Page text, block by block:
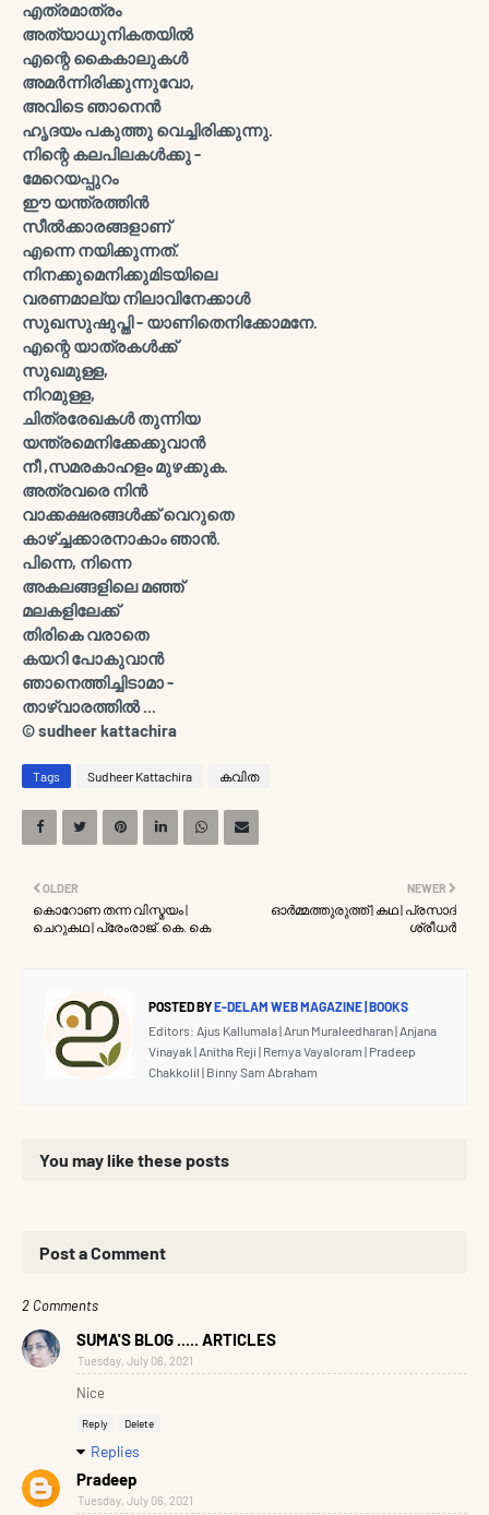
എത്രമാത്രം
അത്യാധുനികതയില്‍
എന്റെ കൈകാലുകള്‍
അമര്‍ന്നിരിക്കുന്നുവോ,
അവിടെ ഞാനെന്‍
ഹൃദയം പകുത്തു വെച്ചിരിക്കുന്നു.
നിന്റെ കലപിലകള്‍ക്കു -
മേറെയപ്പുറം
ഈ യന്ത്രത്തിന്‍
സീല്‍ക്കാരങ്ങളാണ്
എന്നെ നയിക്കുന്നത്.
നിനക്കുമെനിക്കുമിടയിലെ
വരണമാല്യ നിലാവിനേക്കാള്‍
സുഖസുഷുപ്തി - യാണിതെനിക്കോമനേ.
എന്റെ യാത്രകള്‍ക്ക്
സുഖമുള്ള,
നിറമുള്ള,
ചിത്രരേഖകള്‍ തുന്നിയ
യന്ത്രമെനിക്കേക്കുവാന്‍
നീ ,സമരകാഹളം മുഴക്കുക.
അത്രവരെ നിന്‍
വാക്കക്ഷരങ്ങള്‍ക്ക് വെറുതെ
കാഴ്ച്ചക്കാരനാകാം ഞാന്‍.
പിന്നെ, നിന്നെ
അകലങ്ങളിലെ മഞ്ഞ്
മലകളിലേക്ക്
തിരികെ വരാതെ
കയറി പോകുവാന്‍
ഞാനെത്തിച്ചിടാമാ -
താഴ്വാരത്തില്‍ ...
© sudheer kattachira
Tags Sudheer Kattachira കവിത
NEWER
ഓര്‍മ്മത്തുരുത്ത് | കഥ | പ്രസാദ്
ശ്രീധര്‍
OLDER
കൊറോണ തന്ന വിസ്മയം |
ചെറുകഥ | പ്രേംരാജ്. കെ. കെ
POSTED BYE-DELAM WEB MAGAZINE | BOOKS
Editors: Ajus Kallumala | Arun Muraleedharan | Anjana
Vinayak | Anitha Reji | Remya Vayaloram | Pradeep
Chakkolil | Binny Sam Abraham
You may like these posts
Post a Comment
2 Comments
SUMA'S BLOG ..... ARTICLES
Tuesday, July 06, 2021
Nice
Reply Delete
Replies
Pradeep
Tuesday, July 06, 2021